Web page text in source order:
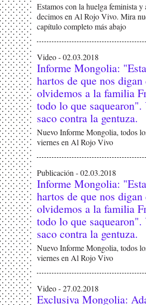
Estamos con la huelga feminista y
decimos en Al Rojo Vivo. Mira
capítulo completo más abajo
Video - 02.03.2018
Informe Mongolia:
hartos de que nos digan
olvidemos a la familia
todo lo que saquearon".
saco contra la gentuza.
Nuevo Informe Mongolia, todos
viernes en Al Rojo Vivo
Publicación - 02.03.2018
Informe Mongolia:
hartos de que nos digan
olvidemos a la familia
todo lo que saquearon".
saco contra la gentuza.
Nuevo Informe Mongolia, todos
viernes en Al Rojo Vivo
Video - 27.02.2018
Exclusiva Mongolia: